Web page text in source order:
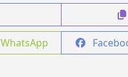
WhatsApp